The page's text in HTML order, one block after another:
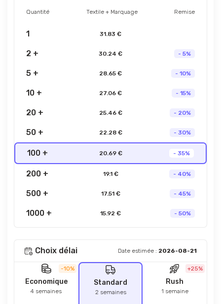
Quantité Textile + Marquage Remise
1 31.83 €
2 + 30.24 € - 5%
5 + 28.65 € - 10%
10 + 27.06 € - 15%
20 + 25.46 € - 20%
50 + 22.28 € - 30%
100 + 20.69 € - 35%
200 + 19.1 € - 40%
500 + 17.51 € - 45%
1000 + 15.92 € - 50%
Choix délai Date estimée : 2026-08-21
-10%
Economique
4 semaines
Standard
2 semaines
+25%
Rush
1 semaine